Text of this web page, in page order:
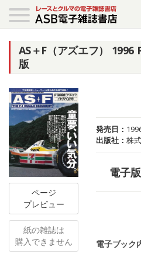
AS＋F（アズエフ） 1996
版
ページ
プレビュー
紙の雑誌は
購入できません
発売日：
出版社：株
電子
電子ブック